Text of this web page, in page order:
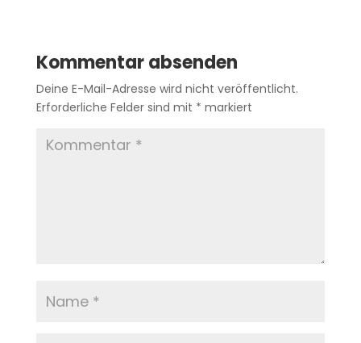
Kommentar absenden
Deine E-Mail-Adresse wird nicht veröffentlicht.
Erforderliche Felder sind mit * markiert